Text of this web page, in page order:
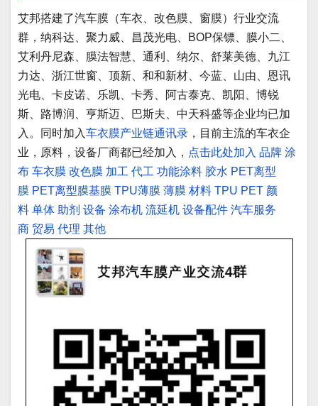
艾邦搭建了汽车膜（车衣、改色膜、窗膜）行业交流
群，纳科达、聚力威、昌茂光电、BOP保镖、膜小二、
艾利丹尼森、膜法智慧、通利、纳尔、舒莱美德、九江
力达、浙江世窗、顶新、和和新材、今蓝、山由、恩讯
光电、卡皮诺、乐凯、卡秀、阿古泰克、凯阳、博锐
斯、路博润、亨斯迈、巴斯夫、中天科盛等企业均已加
入。同时加入车衣膜产业链通讯录 ，目前主流的车衣企
业，原料，设备厂商都已经加入， 点击此处加入 品牌 涂
布 车衣膜 改色膜 加工 代工 功能涂料 胶水 PET离型
膜 PET离型膜基膜 TPU薄膜 薄膜 材料 TPU PET 颜
料 单体 助剂 设备 涂布机 流延机 设备配件 汽车服务
商 贸易 代理 其他